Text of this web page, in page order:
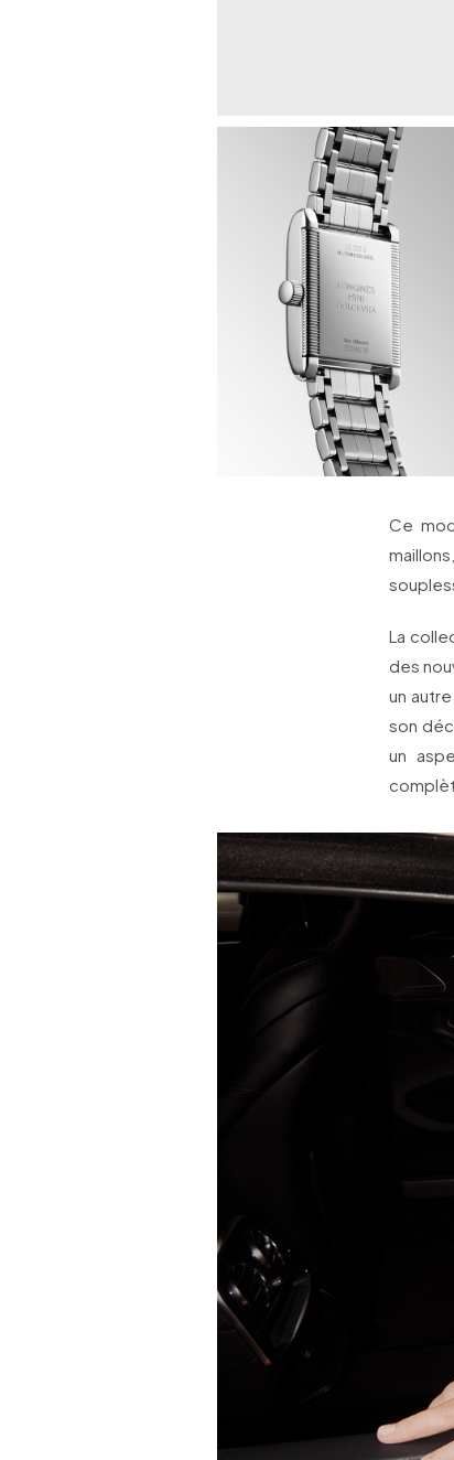
Ce
La
des
un
son
un